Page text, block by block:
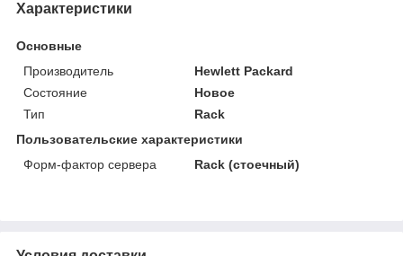
Характеристики
Основные
Производитель
Hewlett Packard
Состояние
Новое
Тип
Rack
Пользовательские характеристики
Форм-фактор сервера
Rack (стоечный)